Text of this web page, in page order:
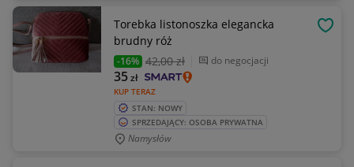
Torebka listonoszka elegancka
brudny róż
-16% 42,00 zł do negocjacji
KUP TERAZ
35zł
STAN: NOWY
SPRZEDAJĄCY: OSOBA PRYWATNA
Namysłów